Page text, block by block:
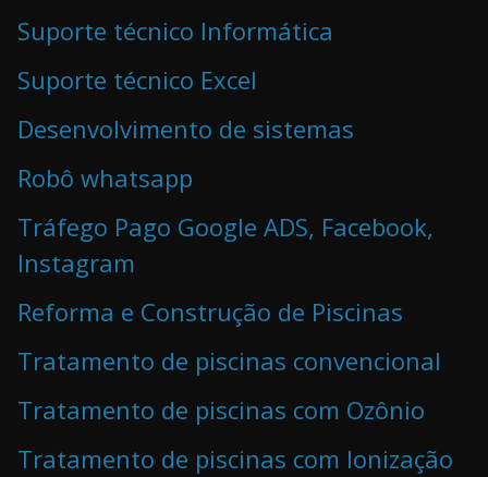
Suporte técnico Informática
Suporte técnico Excel
Desenvolvimento de sistemas
Robô whatsapp
Tráfego Pago Google ADS, Facebook,
Instagram
Reforma e Construção de Piscinas
Tratamento de piscinas convencional
Tratamento de piscinas com Ozônio
Tratamento de piscinas com Ionização